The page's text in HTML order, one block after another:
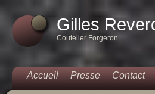
Gilles
Coutelier Forgeron
Accueil Presse Contact